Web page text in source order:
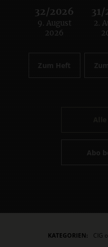
32/2026
:
9. August
2026
Zum Heft
2.
Abo
KATEGORIEN: CIG